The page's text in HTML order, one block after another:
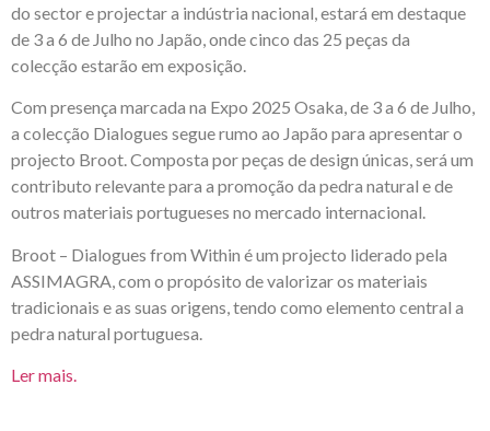
do sector e projectar a indústria nacional, estará em destaque
de 3 a 6 de Julho no Japão, onde cinco das 25 peças da
colecção estarão em exposição.
Com presença marcada na Expo 2025 Osaka, de 3 a 6 de Julho,
a colecção Dialogues segue rumo ao Japão para apresentar o
projecto Broot. Composta por peças de design únicas, será um
contributo relevante para a promoção da pedra natural e de
outros materiais portugueses no mercado internacional.
Broot – Dialogues from Within é um projecto liderado pela
ASSIMAGRA, com o propósito de valorizar os materiais
tradicionais e as suas origens, tendo como elemento central a
pedra natural portuguesa.
Ler mais.